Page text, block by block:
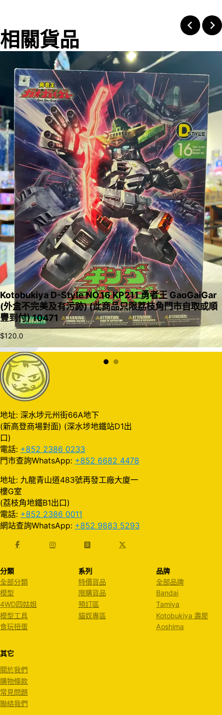
相關貨品
入購物車
Kotobukiya D-Style NO.16 KP211 勇者王 GaoGaiGar
(外盒不完美及有污跡) (此商品只限荔枝角門市自取或順
豐到付) 10471
$120.0
地址: 深水埗元州街66A地下
(新高登商場對面) (深水埗地鐵站D1出
口)
電話: +852 2386 0233
門市查詢WhatsApp: +852 6682 4478
地址: 九龍青山道483號再發工廠大廈一
樓G室
(荔枝角地鐵B1出口)
電話: +852 2386 0011
網站查詢WhatsApp: +852 9883 5293
分類
全部分類
模型
4WD四姑姐
模型工具
食玩扭蛋
系列
特價貨品
限購貨品
預訂區
貓奴專區
品牌
全部品牌
Bandai
Tamiya
Kotobukiya 壽屋
Aoshima
其它
關於我們
購物條款
常見問題
聯絡我們